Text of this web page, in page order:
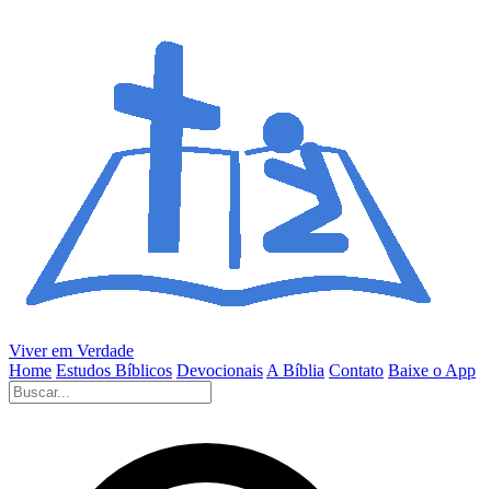
Viver em Verdade
Home Estudos Bíblicos Devocionais A Bíblia Contato Baixe o App